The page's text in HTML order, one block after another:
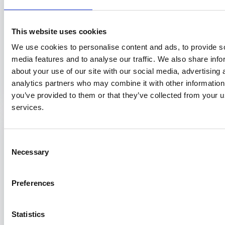
This website uses cookies
We use cookies to personalise content and ads, to provide
media features and to analyse our traffic. We also share
about your use of our site with our social media, advertising
analytics partners who may combine it with other
you’ve provided to them or that they’ve collected from your
services.
Selection
Necessary
Preferences
Statistics
PH003
Het aantal chronische zieken neemt toe. Mensen met een chronische
ziekte zijn vaak langdurig aangewezen op professionele
multidisciplinaire zorg, ook...
glasvocht voor postmortaal toxicologisch
onderzoek bij de forensische lijkschouw in Nederland Samenvatting